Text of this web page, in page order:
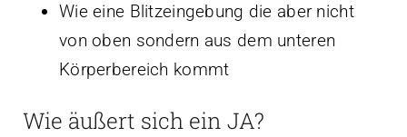
Wie eine Blitzeingebung die aber nicht
von oben sondern aus dem unteren
Körperbereich kommt
Wie äußert sich ein JA?